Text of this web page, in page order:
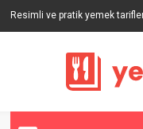
Resimli ve pratik yemek